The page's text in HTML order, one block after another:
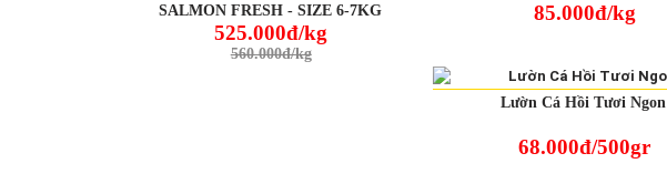
SALMON FRESH - SIZE 6-7KG
525.000đ/kg
560.000đ/kg
85.000đ/kg
Lườn Cá Hồi Tươi Ngon
68.000đ/500gr